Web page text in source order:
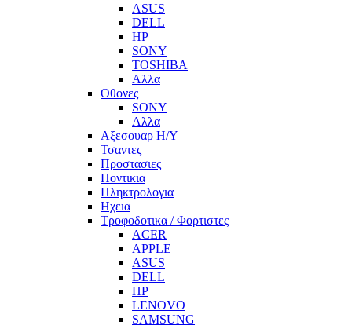
ASUS
DELL
HP
SONY
TOSHIBA
Αλλα
Οθονες
SONY
Αλλα
Αξεσουαρ Η/Υ
Τσαντες
Προστασιες
Ποντικια
Πληκτρολογια
Ηχεια
Τροφοδοτικα / Φορτιστες
ACER
APPLE
ASUS
DELL
HP
LENOVO
SAMSUNG